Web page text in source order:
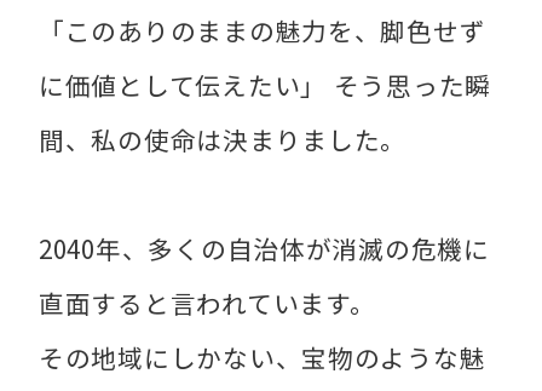
「このありのままの魅力を、脚色せず
に価値として伝えたい」 そう思った瞬
間、私の使命は決まりました。
2040年、多くの自治体が消滅の危機に
直面すると言われています。
その地域にしかない、宝物のような魅